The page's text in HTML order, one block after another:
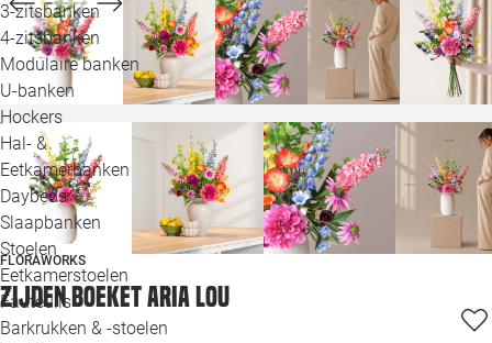
3-zitsbanken
4-zitsbanken
Modulaire banken
U-banken
Hockers
Hal- &
Eetkamerbanken
Daybeds
Slaapbanken
Stoelen
Eetkamerstoelen
Fauteuils
Barkrukken & -stoelen
FLORAWORKS
Zijden boeket Aria Lou